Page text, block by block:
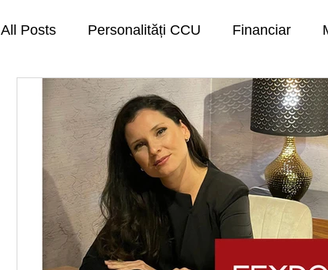
All Posts Personalități CCU Financiar
Vânzări Parenting Dezvoltare
Resurse Umane